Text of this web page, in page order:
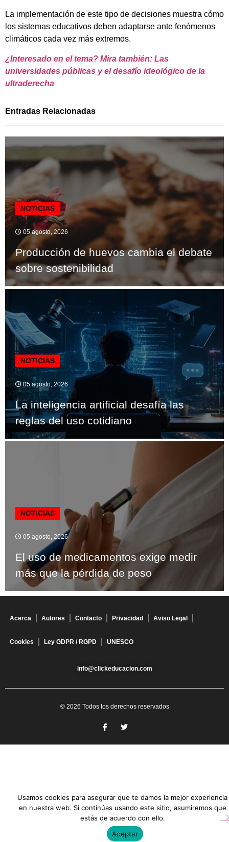
La implementación de este tipo de decisiones muestra cómo
los sistemas educativos deben adaptarse ante fenómenos
climáticos cada vez más extremos.
¿Interesado en el tema? Mira también: Las
universidades públicas y el desafío ideológico de la
ultraderecha
Entradas Relacionadas
NOTICIAS
05 agosto, 2026
Producción de huevos cambia el debate
sobre sostenibilidad
NOTICIAS
05 agosto, 2026
La inteligencia artificial desafía las
reglas del uso cotidiano
NOTICIAS
05 agosto, 2026
El uso de medicamentos exige medir
más que la pérdida de peso
Acerca Autores Contacto Privacidad Aviso Legal
Cookies Ley GDPR / RGPD UNESCO
info@clickeducacion.com
© 2026 Todos los derechos reservados
Usamos cookies para asegurar que te damos la mejor experiencia
en nuestra web. Si continúas usando este sitio, asumiremos que
estás de acuerdo con ello.
Aceptar